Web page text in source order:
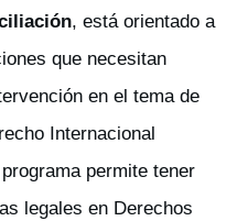
, está orientado a
que necesitan
en el tema de
Internacional
permite tener
legales en Derechos